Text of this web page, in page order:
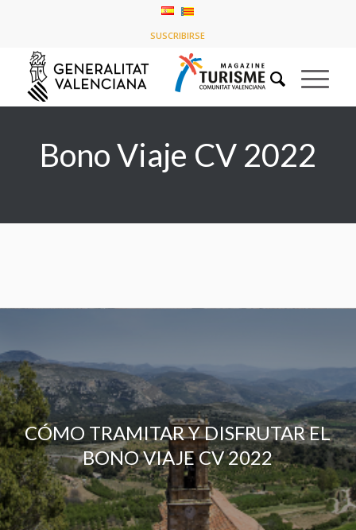
SUSCRIBIRSE
Bono Viaje CV 2022
CÓMO TRAMITAR Y DISFRUTAR EL
BONO VIAJE CV 2022